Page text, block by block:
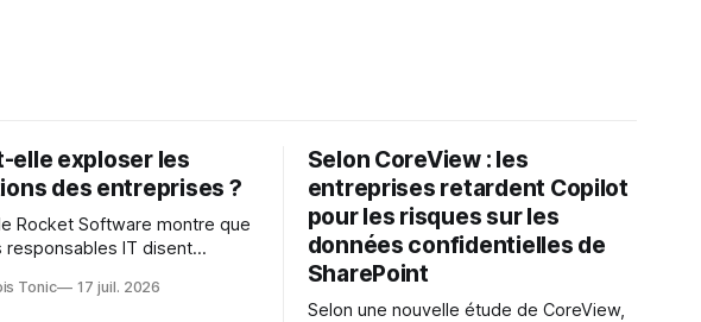
elle exploser les
des entreprises ?
Rocket Software montre que
responsables IT disent
telles que l'IA. Mais l'IA est
Tonic 17 juil. 2026
Selon CoreView : les
entreprises retardent Copilot
pour les risques sur les
données confidentielles de
SharePoint
Selon une nouvelle étude de CoreView,